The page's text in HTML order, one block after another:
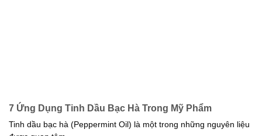
7 Ứng Dụng Tinh Dầu Bạc Hà Trong Mỹ Phẩm
Tinh dầu bạc hà (Peppermint Oil) là một trong những nguyên liệu